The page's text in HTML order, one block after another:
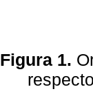
Figura 1.